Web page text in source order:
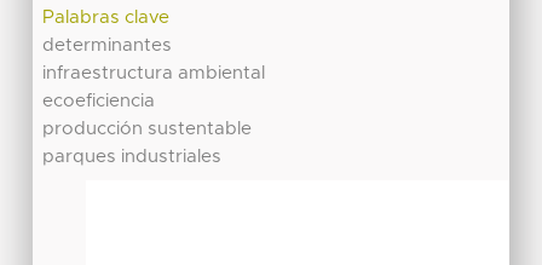
Palabras clave
determinantes
infraestructura ambiental
ecoeficiencia
producción sustentable
parques industriales